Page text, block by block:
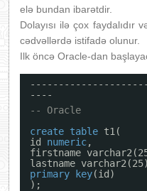
elə bundan ibarətdir.
Dolayısı ilə çox faydalıdır
cədvəllərdə istifadə olunur.
Ilk öncə Oracle-dan
----
-- Oracle
create table t1(
id numeric,
firstname
lastname
primary
key(id)
);